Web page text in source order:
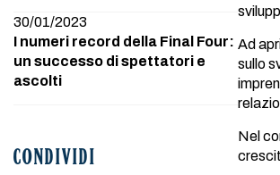
30/01/2023
I numeri record della Final Four:
un successo di spettatori e
ascolti
CONDIVIDI
Ad
sullo
Nel